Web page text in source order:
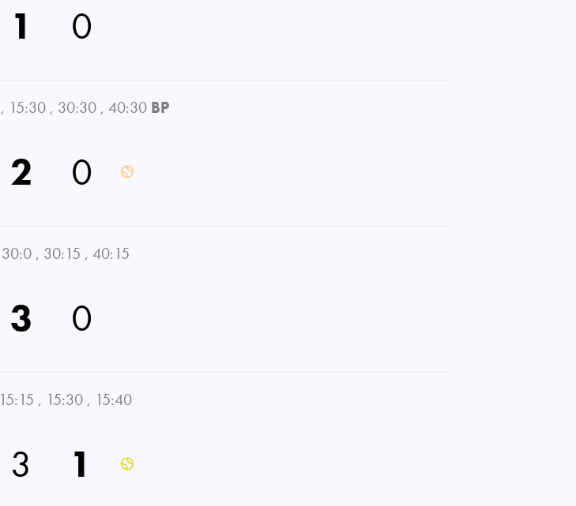
1 0
, 15:30 , 30:30 , 40:30 BP
2 0
30:0 , 30:15 , 40:15
3 0
15:15 , 15:30 , 15:40
3 1